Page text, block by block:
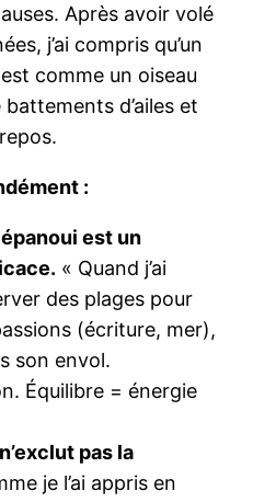
Après avoir volé
j’ai compris qu’un
comme un oiseau
d’ailes et
:
est un
« Quand j’ai
des plages pour
(écriture, mer),
son envol.
Équilibre = énergie
pas la
je l’ai appris en